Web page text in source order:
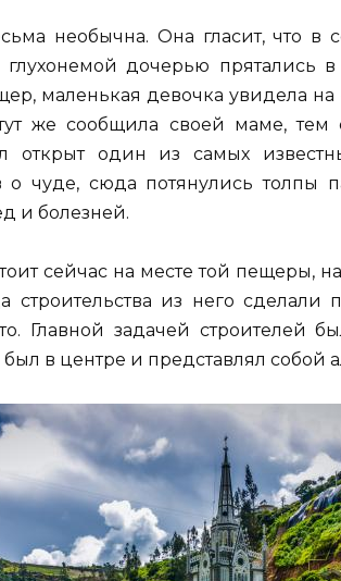
необычна. Она гласит, что в
дочерью прятались в
маленькая девочка увидела
же сообщила своей маме,
открыт один из самых
о чуде, сюда потянулись толпы
и болезней.
сейчас на месте той пещеры,
строительства из него сделали
Главной задачей строителей
в центре и представлял собой